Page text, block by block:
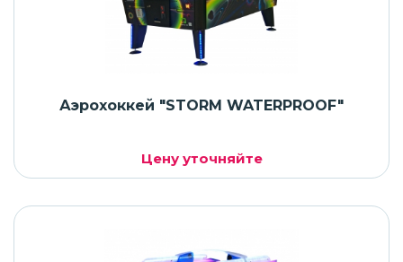
Аэрохоккей "STORM WATERPROOF"
Цену уточняйте